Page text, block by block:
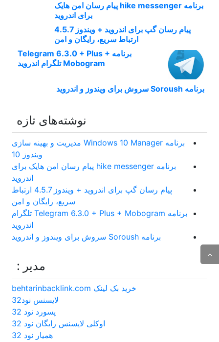
برنامه hike messenger پیام‌ رسان‌ امن هایک
برای اندروید
پیام رسان گپ برای اندروید + ویندوز 4.5.7
ارتباط سریع، رایگان و امن
برنامه Telegram 6.3.0 + Plus +
Mobogram تلگرام اندروید
برنامه Soroush سروش برای ویندوز و اندروید
نوشته‌های تازه
برنامه Windows 10 Manager مدیریت و بهینه سازی
ویندوز 10
برنامه hike messenger پیام‌ رسان‌ امن هایک برای
اندروید
پیام رسان گپ برای اندروید + ویندوز 4.5.7 ارتباط
سریع، رایگان و امن
برنامه Telegram 6.3.0 + Plus + Mobogram تلگرام
اندروید
برنامه Soroush سروش برای ویندوز و اندروید
مدیر :
خرید بک لینک behtarinbacklink.com
لایسنس نود32
پسورد نود 32
اوکلی لایسنس رایگان نود 32
همیار نود 32